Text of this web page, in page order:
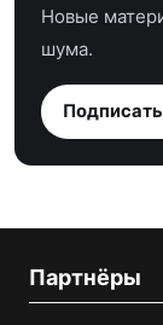
Новые
шума.
Партнёры